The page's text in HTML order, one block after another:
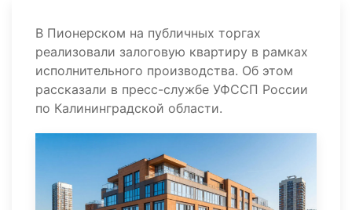
В Пионерском на публичных торгах
реализовали залоговую квартиру в рамках
исполнительного производства. Об этом
рассказали в пресс-службе УФССП России
по Калининградской области.